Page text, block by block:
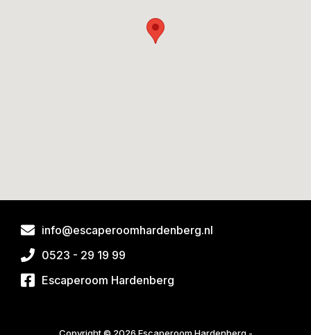
info@escaperoomhardenberg.nl
0523 - 29 19 99
Escaperoom Hardenberg